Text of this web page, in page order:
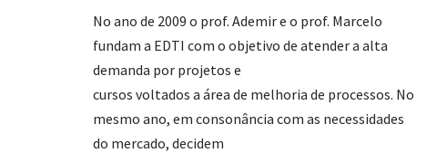
No ano de 2009 o prof. Ademir e o prof. Marcelo
fundam a EDTI com o objetivo de atender a alta
demanda por projetos e
cursos voltados a área de melhoria de processos. No
mesmo ano, em consonância com as necessidades
do mercado, decidem